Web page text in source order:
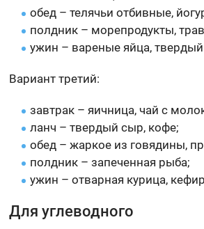
обед – телячьи отбивные,
полдник – морепродукты,
ужин – вареные яйца,
Вариант третий:
завтрак – яичница, чай с
ланч – твердый сыр, кофе;
обед – жаркое из говядины,
полдник – запеченная рыба;
ужин – отварная курица,
Для углеводного